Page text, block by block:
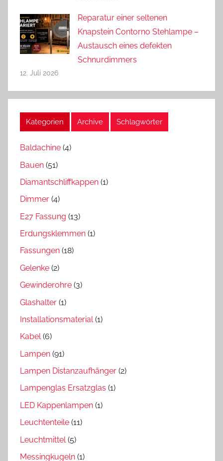
Reparatur einer seltenen
Knapstein Contorno Stehlampe –
Austausch eines defekten
Schnurdimmers
12. Juli 2026
Kategorien Archive Schlagwörter
Baldachine (4)
Bauen (51)
Diamantschliffkappen (1)
Dimmer (4)
E27 Fassung (13)
Erdungsklemmen (1)
Fassungen (18)
Gelenke (2)
Gewinderohre (3)
Glashalter (1)
Installationsmaterial(1)
Kabel(6)
Lampen (91)
Lampen Distanzaufhänger (2)
Lampenglas Ersatzglas (1)
LED Kappenlampen (1)
Leuchtenteile (11)
Leuchtmittel (5)
Messingkugeln (1)